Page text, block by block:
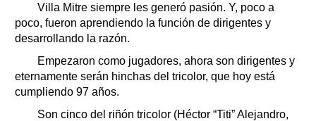
Villa Mitre siempre les generó pasión. Y, poco a
poco, fueron aprendiendo la función de dirigentes y
desarrollando la razón.
Empezaron como jugadores, ahora son dirigentes y
eternamente serán hinchas del tricolor, que hoy está
cumpliendo 97 años.
Son cinco del riñón tricolor (Héctor “Titi” Alejandro,